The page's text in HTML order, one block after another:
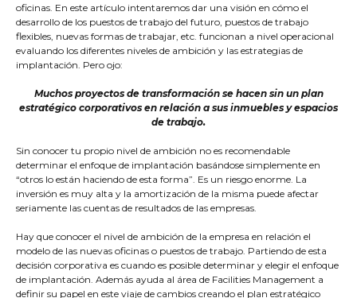
oficinas. En este artículo intentaremos dar una visión en cómo el
desarrollo de los puestos de trabajo del futuro, puestos de trabajo
flexibles, nuevas formas de trabajar, etc. funcionan a nivel operacional
evaluando los diferentes niveles de ambición y las estrategias de
implantación. Pero ojo:
Muchos proyectos de transformación se hacen sin un plan
estratégico corporativos en relación a sus inmuebles y espacios
de trabajo.
Sin conocer tu propio nivel de ambición no es recomendable
determinar el enfoque de implantación basándose simplemente en
“otros lo están haciendo de esta forma”. Es un riesgo enorme. La
inversión es muy alta y la amortización de la misma puede afectar
seriamente las cuentas de resultados de las empresas.
Hay que conocer el nivel de ambición de la empresa en relación el
modelo de las nuevas oficinas o puestos de trabajo. Partiendo de esta
decisión corporativa es cuando es posible determinar y elegir el enfoque
de implantación. Además ayuda al área de Facilities Management a
definir su papel en este viaje de cambios creando el plan estratégico